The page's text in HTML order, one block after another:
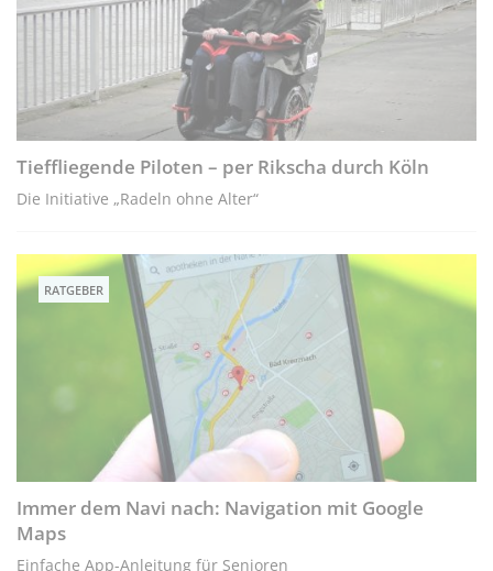
Tieffliegende Piloten – per Rikscha durch Köln
Die Initiative „Radeln ohne Alter“
RATGEBER
Immer dem Navi nach: Navigation mit Google
Maps
Einfache App-Anleitung für Senioren